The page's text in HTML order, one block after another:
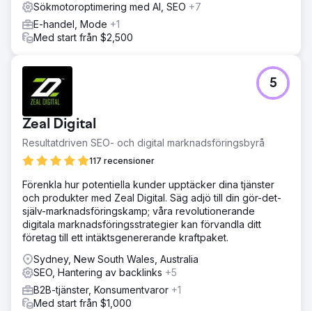
Sökmotoroptimering med AI, SEO +7
E-handel, Mode +1
Med start från $2,500
Zeal Digital
Resultatdriven SEO- och digital marknadsföringsbyrå
117 recensioner
5
Förenkla hur potentiella kunder upptäcker dina tjänster
och produkter med Zeal Digital. Säg adjö till din gör-det-
själv-marknadsföringskamp; våra revolutionerande
digitala marknadsföringsstrategier kan förvandla ditt
företag till ett intäktsgenererande kraftpaket.
Sydney, New South Wales, Australia
SEO, Hantering av backlinks +5
B2B-tjänster, Konsumentvaror +1
Med start från $1,000